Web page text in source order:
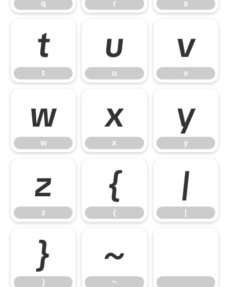
q r s
t
t
u
u
v
v
w
w
x
x
y
y
z
z
{
{
|
}
}
~
~